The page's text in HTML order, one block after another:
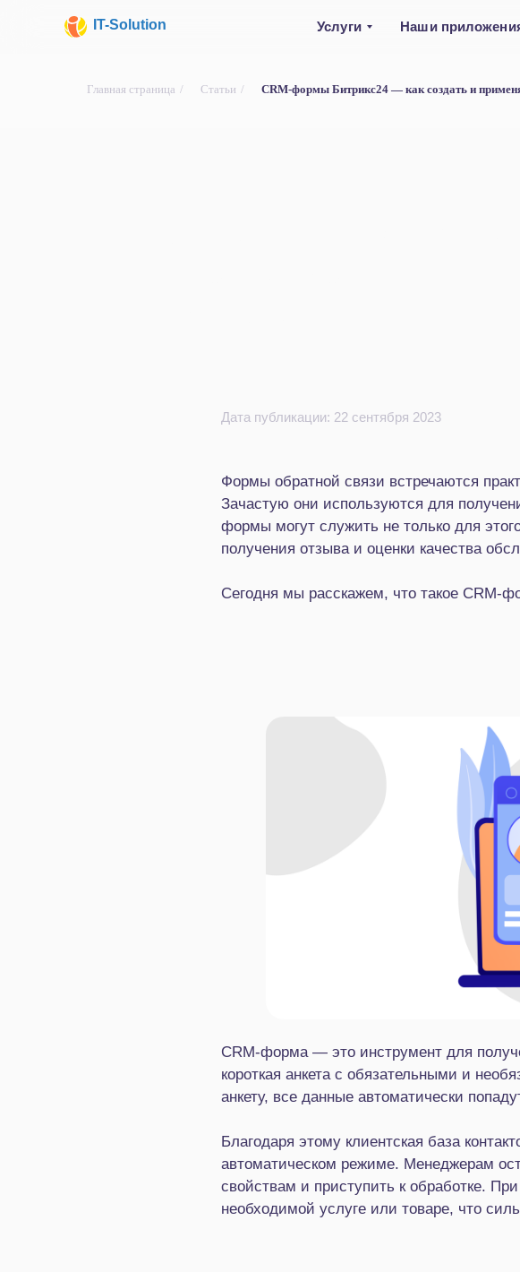
IT-Solution Услуги Наши
Главная страница / Статьи / CRM-формы Битрикс24 — как создать и
Дата публикации: 22 сентября 2023
Формы обратной связи встречаются
Зачастую они используются для
формы могут служить не только для
получения отзыва и оценки качества
Сегодня мы расскажем, что такое CRM-
CRM-форма — это инструмент для
короткая анкета с обязательными и
анкету, все данные автоматически
Благодаря этому клиентская база
автоматическом режиме. Менеджерам
свойствам и приступить к обработке.
необходимой услуге или товаре, что